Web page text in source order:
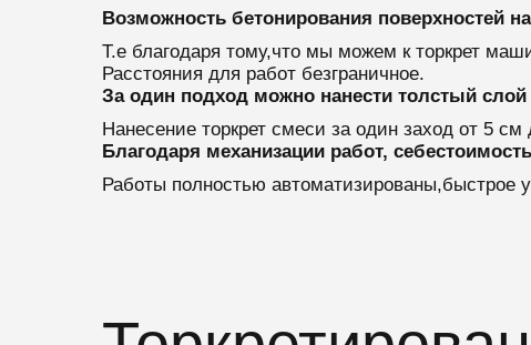
Возможность бетонирования поверхностей
Т.е благодаря тому,что мы можем к торкрет
Расстояния для работ безграничное.
За один подход можно нанести толстый слой
Нанесение торкрет смеси за один заход от 5 см
Благодаря механизации работ,
Работы полностью автоматизированы,быстрое